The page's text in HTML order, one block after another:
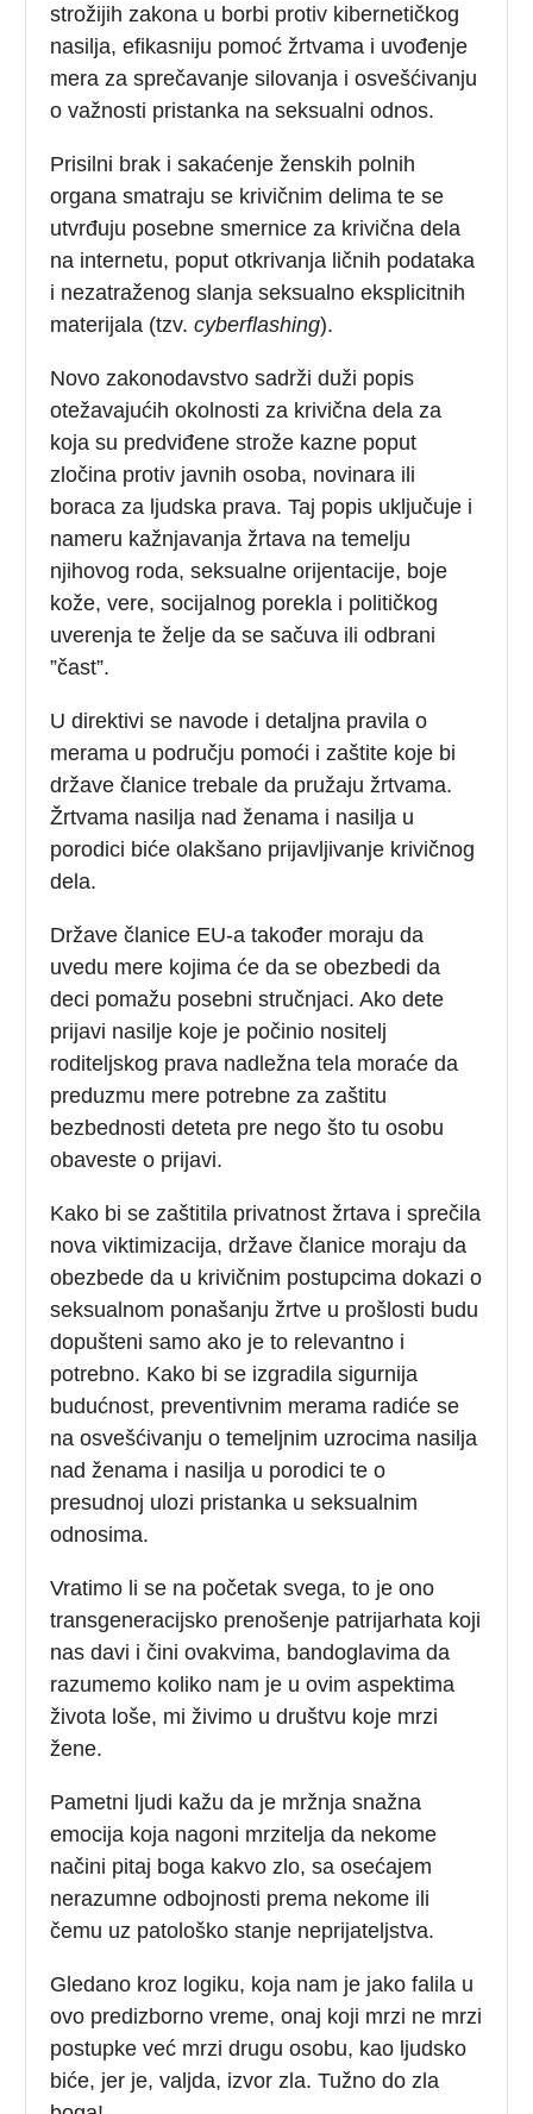
strožijih zakona u borbi protiv kibernetičkog
nasilja, efikasniju pomoć žrtvama i uvođenje
mera za sprečavanje silovanja i osvešćivanju
o važnosti pristanka na seksualni odnos.
Prisilni brak i sakaćenje ženskih polnih
organa smatraju se krivičnim delima te se
utvrđuju posebne smernice za krivična dela
na internetu, poput otkrivanja ličnih podataka
i nezatraženog slanja seksualno eksplicitnih
materijala (tzv.cyberflashing).
Novo zakonodavstvo sadrži duži popis
otežavajućih okolnosti za krivična dela za
koja su predviđene strože kazne poput
zločina protiv javnih osoba, novinara ili
boraca za ljudska prava. Taj popis uključuje i
nameru kažnjavanja žrtava na temelju
njihovog roda, seksualne orijentacije, boje
kože, vere, socijalnog porekla i političkog
uverenja te želje da se sačuva ili odbrani
”čast”.
U direktivi se navode i detaljna pravila o
merama u području pomoći i zaštite koje bi
države članice trebale da pružaju žrtvama.
Žrtvama nasilja nad ženama i nasilja u
porodici biće olakšano prijavljivanje krivičnog
dela.
Države članice EU-a također moraju da
uvedu mere kojima će da se obezbedi da
deci pomažu posebni stručnjaci. Ako dete
prijavi nasilje koje je počinio nositelj
roditeljskog prava nadležna tela moraće da
preduzmu mere potrebne za zaštitu
bezbednosti deteta pre nego što tu osobu
obaveste o prijavi.
Kako bi se zaštitila privatnost žrtava i sprečila
nova viktimizacija, države članice moraju da
obezbede da u krivičnim postupcima dokazi o
seksualnom ponašanju žrtve u prošlosti budu
dopušteni samo ako je to relevantno i
potrebno. Kako bi se izgradila sigurnija
budućnost, preventivnim merama radiće se
na osvešćivanju o temeljnim uzrocima nasilja
nad ženama i nasilja u porodici te o
presudnoj ulozi pristanka u seksualnim
odnosima.
Vratimo li se na početak svega, to je ono
transgeneracijsko prenošenje patrijarhata koji
nas davi i čini ovakvima, bandoglavima da
razumemo koliko nam je u ovim aspektima
života loše, mi živimo u društvu koje mrzi
žene.
Pametni ljudi kažu da je mržnja snažna
emocija koja nagoni mrzitelja da nekome
načini pitaj boga kakvo zlo, sa osećajem
nerazumne odbojnosti prema nekome ili
čemu uz patološko stanje neprijateljstva.
Gledano kroz logiku, koja nam je jako falila u
ovo predizborno vreme, onaj koji mrzi ne mrzi
postupke već mrzi drugu osobu, kao ljudsko
biće, jer je, valjda, izvor zla. Tužno do zla